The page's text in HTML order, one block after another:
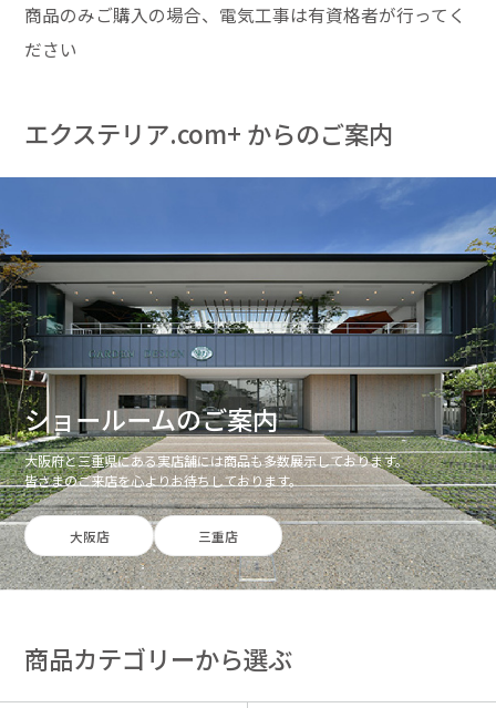
商品のみご購入の場合、電気工事は有資格者が行ってく
ださい
エクステリア.com+ からのご案内
ショールームのご案内
大阪府と三重県にある実店舗には商品も多数展示しております。
皆さまのご来店を心よりお待ちしております。
大阪店 三重店
商品カテゴリーから選ぶ